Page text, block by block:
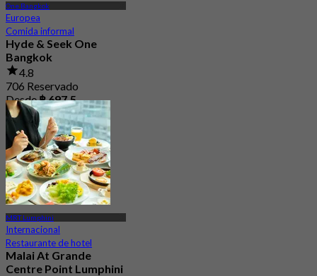
One Bangkok
Europea
Comida informal
Hyde & Seek One
Bangkok
4.8
706 Reservado
Desde฿ 697.5
MRT Lumphini
Internacional
Restaurante de hotel
Malai At Grande
Centre Point Lumphini